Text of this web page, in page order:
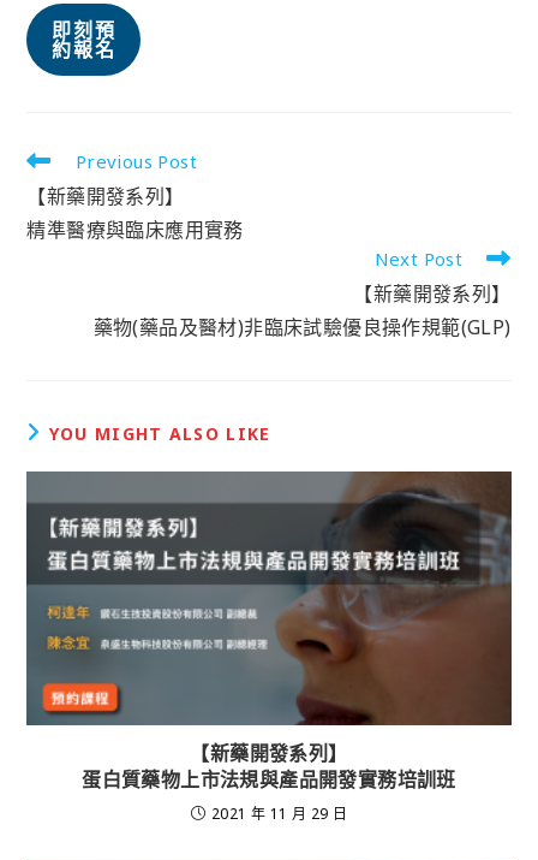
即刻預
約報名
Previous Post
【新藥開發系列】
精準醫療與臨床應用實務
Next Post
【新藥開發系列】
藥物(藥品及醫材)非臨床試驗優良操作規範(GLP)
YOU MIGHT ALSO LIKE
【新藥開發系列】
蛋白質藥物上市法規與產品開發實務培訓班
2021 年 11 月 29 日